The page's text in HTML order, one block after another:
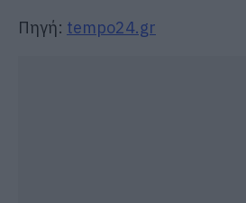
Πηγή: tempo24.gr